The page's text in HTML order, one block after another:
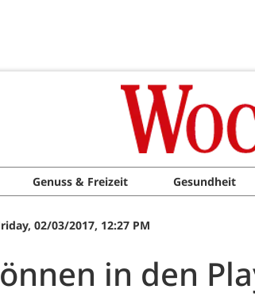
Genuss & Freizeit Gesundheit
02/03/2017, 12:27 PM
in den